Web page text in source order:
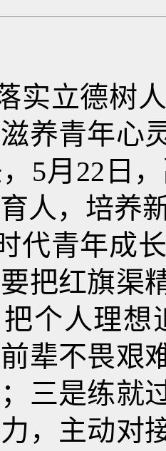
实立德树
养青年心
5月22日
人，培养
代青年成
把红旗渠
个人理
辈不畏艰
三是练就
，主动对